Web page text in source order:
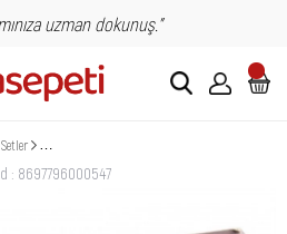
uzman dokunuş."
Dermoskin Biotin Shampoo For Men 200ml 3 Al 2 Öde
: 8697796000547